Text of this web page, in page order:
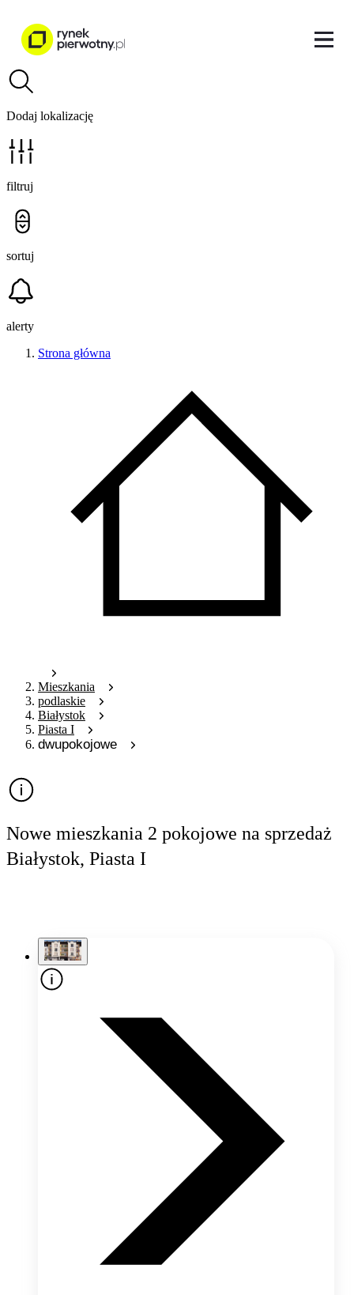
Dodaj lokalizację
filtruj
sortuj
alerty
Strona główna
Mieszkania
podlaskie
Białystok
Piasta I
dwupokojowe
Nowe mieszkania 2 pokojowe na sprzedaż
Białystok, Piasta I